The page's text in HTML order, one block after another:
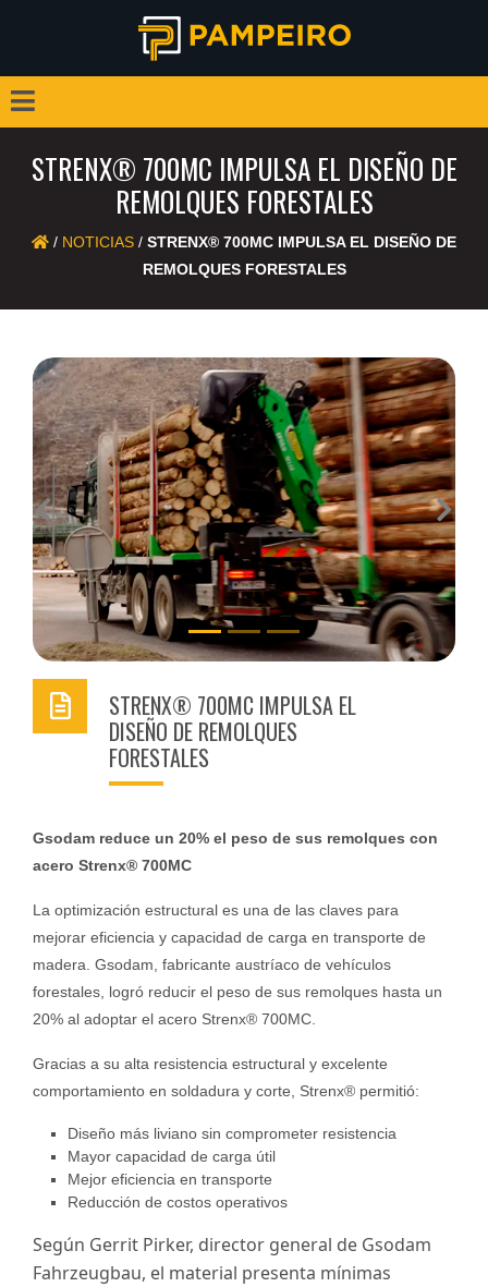
STRENX® 700MC IMPULSA EL DISEÑO DE
REMOLQUES FORESTALES
/ NOTICIAS / STRENX® 700MC IMPULSA EL DISEÑO DE
REMOLQUES FORESTALES
Previous Next
STRENX® 700MC IMPULSA EL
DISEÑO DE REMOLQUES
FORESTALES
Gsodam reduce un 20% el peso de sus remolques con
acero Strenx® 700MC
La optimización estructural es una de las claves para
mejorar eficiencia y capacidad de carga en transporte de
madera. Gsodam, fabricante austríaco de vehículos
forestales, logró reducir el peso de sus remolques hasta un
20% al adoptar el acero Strenx® 700MC.
Gracias a su alta resistencia estructural y excelente
comportamiento en soldadura y corte, Strenx® permitió:
Diseño más liviano sin comprometer resistencia
Mayor capacidad de carga útil
Mejor eficiencia en transporte
Reducción de costos operativos
Según Gerrit Pirker, director general de Gsodam
Fahrzeugbau, el material presenta mínimas